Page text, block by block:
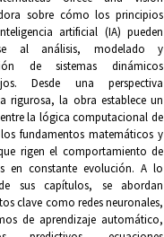
sobre cómo los principios
artificial (IA) pueden
al análisis, modelado y
de sistemas dinámicos
Desde una perspectiva
rigurosa, la obra establece un
la lógica computacional de
fundamentos matemáticos y
rigen el comportamiento de
en constante evolución. A lo
sus capítulos, se abordan
clave como redes neuronales,
de aprendizaje automático,